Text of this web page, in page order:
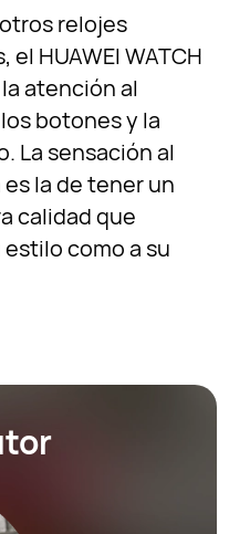
relojes
HUAWEI WATCH
atención al
botones y la
La sensación al
la de tener un
calidad que
como a su